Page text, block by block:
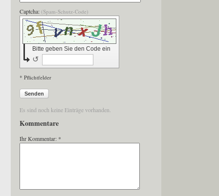
Captcha: (Spam-Schutz-Code)
Bitte geben Sie den Code ein
↺
* Pflichtfelder
Senden
Es sind noch keine Einträge vorhanden.
Kommentare
Ihr Kommentar: *